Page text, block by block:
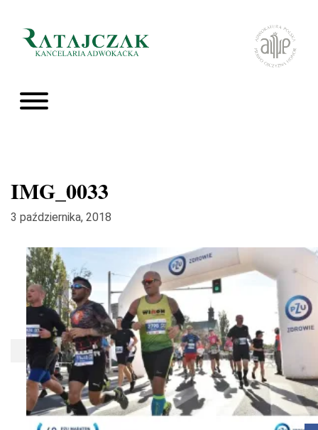
IMG_0033
3 października, 2018